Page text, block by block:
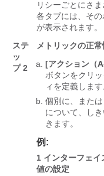
リシーごとにさ
各タブには、そ
が表示されます。
ステ
ッ
プ 2
メトリックの正
[アクション（
ボタンをクリ
ィを定義します
個別に、また
について、し
きます。
例:
1 インターフェ
値の設定